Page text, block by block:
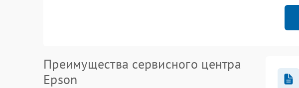
Преимущества сервисного центра
Epson